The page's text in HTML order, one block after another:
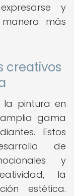
y
más
creativos
pintura en
gama
Estos
de
y
la
estética.